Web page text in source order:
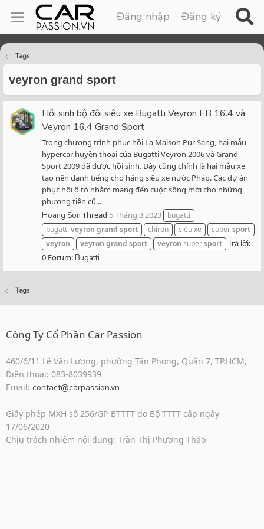
Đăng nhập Đăng ký
Tags
veyron grand sport
Hồi sinh bộ đôi siêu xe Bugatti Veyron EB 16.4 và
Veyron 16.4 Grand Sport
Trong chương trình phục hồi La Maison Pur Sang, hai mẫu
hypercar huyền thoại của Bugatti Veyron 2006 và Grand
Sport 2009 đã được hồi sinh. Đây cũng chính là hai mẫu xe
tạo nên danh tiếng cho hãng siêu xe nước Pháp. Các dự án
phục hồi ô tô nhằm mang đến cuộc sống mới cho những
phương tiện cũ...
Hoang Son Thread 5 Tháng 3 2023
bugatti
bugatti veyron grand sport chiron siêu xe supersport
veyron
veyron grand sport veyron supersport Trả lời:
0 Forum:Bugatti
Tags
Công Ty Cổ Phần Car Passion
460/6/11 Lê Văn Lương, phường Tân Phong, Quận 7, TP.HCM,
Điện thoại: 083-8039939
Email: contact@carpassion.vn
Giấy phép MXH số 256/GP-BTTTT do Bộ TTTT cấp ngày
17/06/2020
Chịu trách nhiệm nội dung: Trần Thị Phương Thảo